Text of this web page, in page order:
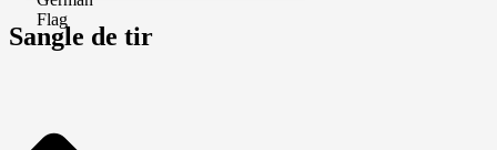
Sangle de tir